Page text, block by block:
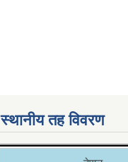
स्थानीय तह विवरण